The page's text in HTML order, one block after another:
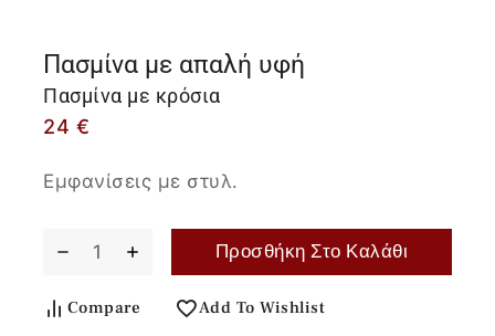
Πασμίνα με απαλή υφή
Πασμίνα με κρόσια
24 €
Εμφανίσεις με στυλ.
Προσθήκη Στο Καλάθι
Compare Add To Wishlist